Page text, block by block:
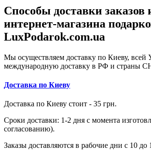
Способы доставки заказов
интернет-магазина
LuxPodarok.com.ua
Мы осуществляем доставку по Киеву, всей
международную доставку в РФ и страны
Доставка по Киеву
Доставка по Киеву стоит - 35 грн.
Сроки доставки: 1-2 дня с момента
согласованию).
Заказы доставляются в рабочие дни с 10 до